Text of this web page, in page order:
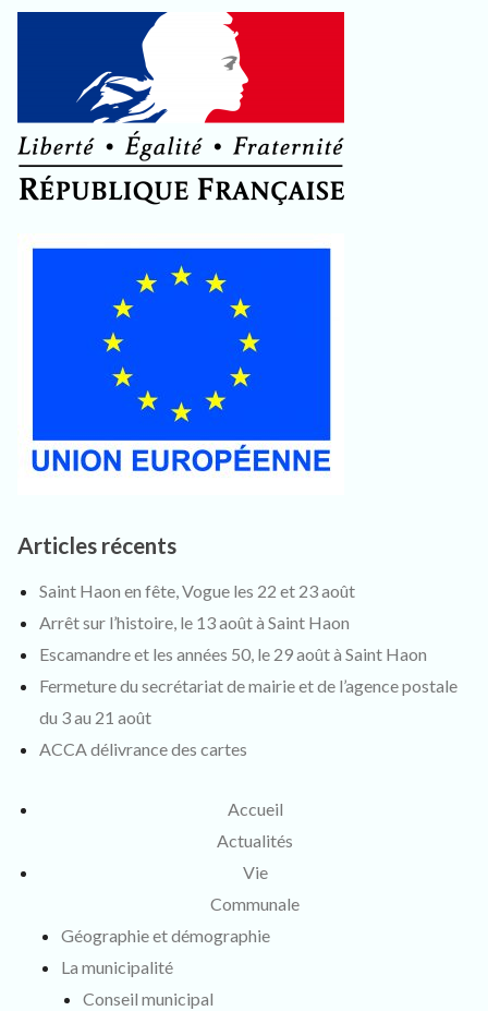
Articles récents
Saint Haon en fête, Vogue les 22 et 23 août
Arrêt sur l’histoire, le 13 août à Saint Haon
Escamandre et les années 50, le 29 août à Saint Haon
Fermeture du secrétariat de mairie et de l’agence postale
du 3 au 21 août
ACCA délivrance des cartes
Accueil
Actualités
Vie
Communale
Géographie et démographie
La municipalité
Conseil municipal